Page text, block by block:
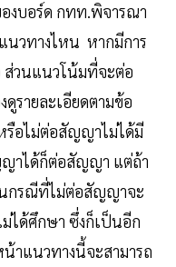
องบอร์ด กทท.พิจารณา
นวทางไหน หากมีการ
ส่วนแนวโน้มที่จะต่อ
รายละเอียดตามข้อ
อไม่ต่อสัญญาไม่ได้มี
ญาได้ก็ต่อสัญญา แต่ถ้า
กรณีที่ไม่ต่อสัญญาจะ
ได้ศึกษา ซึ่งก็เป็นอีก
าแนวทางนี้จะสามารถ